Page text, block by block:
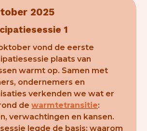
1
2025
vond de eerste
plaats van
warmt op. Samen met
ondernemers en
verkenden we wat er
dewarmtetransitie:
verwachtingen en kansen.
legde de basis: waarom